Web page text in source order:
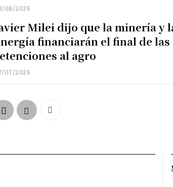
08/2026
Milei dijo que la minería y
financiarán el final de las
al agro
07/2026